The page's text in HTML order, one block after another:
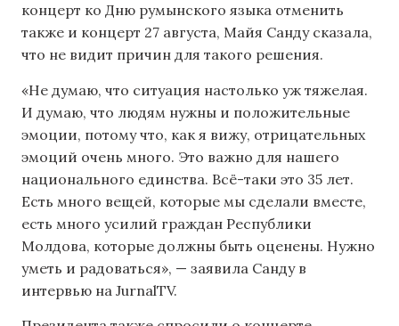
концерт ко Дню румынского языка отменить
также и концерт 27 августа, Майя Санду сказала,
что не видит причин для такого решения.
«Не думаю, что ситуация настолько уж тяжелая.
И думаю, что людям нужны и положительные
эмоции, потому что, как я вижу, отрицательных
эмоций очень много. Это важно для нашего
национального единства. Всё-таки это 35 лет.
Есть много вещей, которые мы сделали вместе,
есть много усилий граждан Республики
Молдова, которые должны быть оценены. Нужно
уметь и радоваться», — заявила Санду в
интервью на JurnalTV.